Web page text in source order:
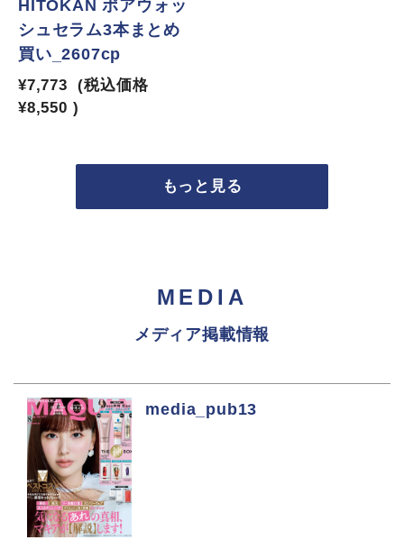
HITOKAN ポアウォッ
シュセラム3本まとめ
買い_2607cp
¥7,773
(税込価格
¥8,550 )
もっと見る
MEDIA
メディア掲載情報
media_pub13